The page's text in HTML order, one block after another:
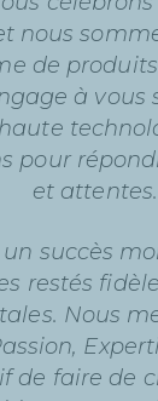
nous
de
à vous
pour
et attentes.
un succès
restés
Nous
de faire de